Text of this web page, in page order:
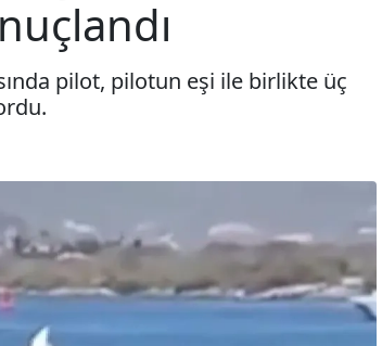
pilot, pilotun eşi ile birlikte üç